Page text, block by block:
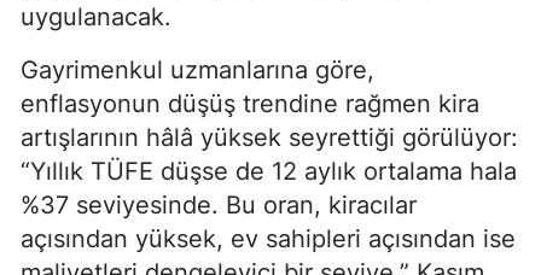
uygulanacak.
Gayrimenkul uzmanlarına göre,
enflasyonun düşüş trendine rağmen kira
artışlarının hâlâ yüksek seyrettiği görülüyor:
“Yıllık TÜFE düşse de 12 aylık ortalama hala
%37 seviyesinde. Bu oran, kiracılar
açısından yüksek, ev sahipleri açısından ise